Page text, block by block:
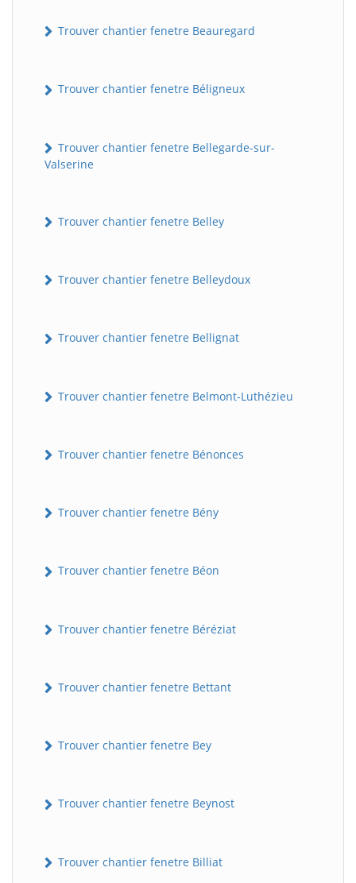
Trouver chantier fenetre Beauregard
Trouver chantier fenetre Béligneux
Trouver chantier fenetre Bellegarde-sur-
Valserine
Trouver chantier fenetre Belley
Trouver chantier fenetre Belleydoux
Trouver chantier fenetre Bellignat
Trouver chantier fenetre Belmont-Luthézieu
Trouver chantier fenetre Bénonces
Trouver chantier fenetre Bény
Trouver chantier fenetre Béon
Trouver chantier fenetre Béréziat
Trouver chantier fenetre Bettant
Trouver chantier fenetre Bey
Trouver chantier fenetre Beynost
Trouver chantier fenetre Billiat